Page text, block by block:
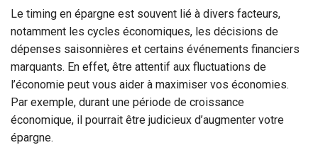
Le timing en épargne est souvent lié à divers facteurs,
notamment les cycles économiques, les décisions de
dépenses saisonnières et certains événements financiers
marquants. En effet, être attentif aux fluctuations de
l’économie peut vous aider à maximiser vos économies.
Par exemple, durant une période de croissance
économique, il pourrait être judicieux d’augmenter votre
épargne.